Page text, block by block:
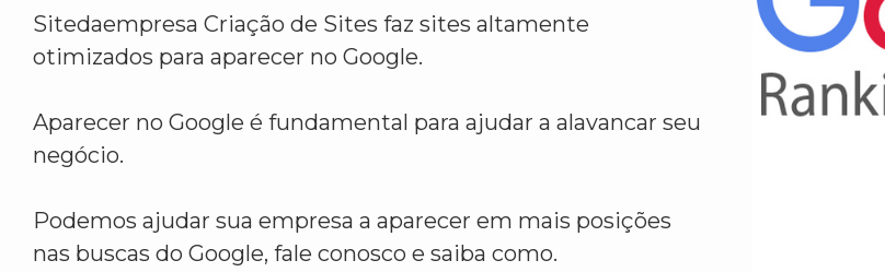
Sitedaempresa Criação de Sites faz sites altamente
otimizados para aparecer no Google.
Aparecer no Google é fundamental para ajudar a alavancar seu
negócio.
Podemos ajudar sua empresa a aparecer em mais posições
nas buscas do Google, fale conosco e saiba como.